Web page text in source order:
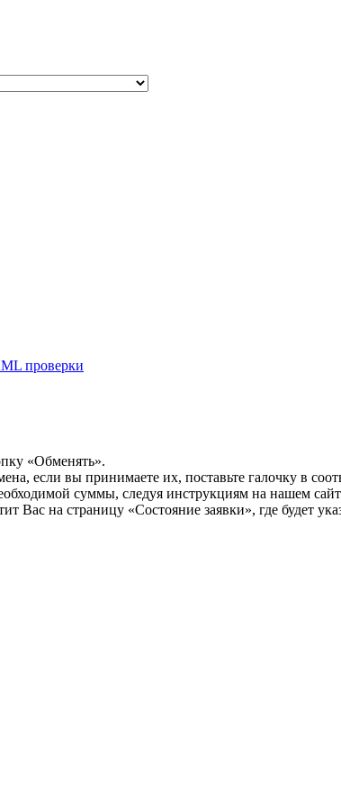
проверки
«Обменять».
если вы принимаете их, поставьте галочку в
суммы, следуя инструкциям на нашем
Вас на страницу «Состояние заявки», где будет